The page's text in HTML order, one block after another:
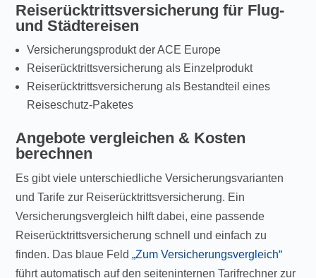
Reiserücktrittsversicherung für Flug-
und Städtereisen
Versicherungsprodukt der ACE Europe
Reiserücktrittsversicherung als Einzelprodukt
Reiserücktrittsversicherung als Bestandteil eines
Reiseschutz-Paketes
Angebote vergleichen & Kosten
berechnen
Es gibt viele unterschiedliche Versicherungsvarianten
und Tarife zur Reiserücktrittsversicherung. Ein
Versicherungsvergleich hilft dabei, eine passende
Reiserücktrittsversicherung schnell und einfach zu
finden. Das blaue Feld„Zum Versicherungsvergleich“
führt automatisch auf den seiteninternen Tarifrechner zur